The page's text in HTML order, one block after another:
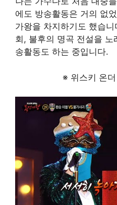
에도 방송활동은 거의 없
가왕을 차지하기도 했습
회, 불후의 명곡 전설을
송활동도 하는 중입니다.
※ 위스키 온